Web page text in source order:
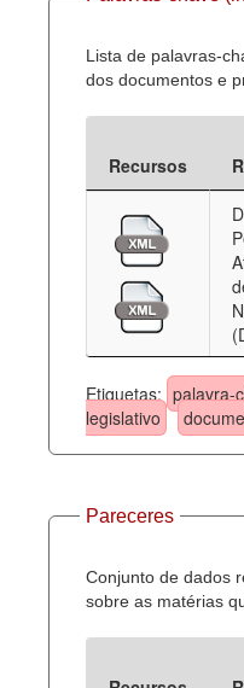
Lista de palavras-
dos documentos e
Recursos
Etiquetas: palavra-
legislativo
Pareceres
Conjunto de dados
sobre as matérias